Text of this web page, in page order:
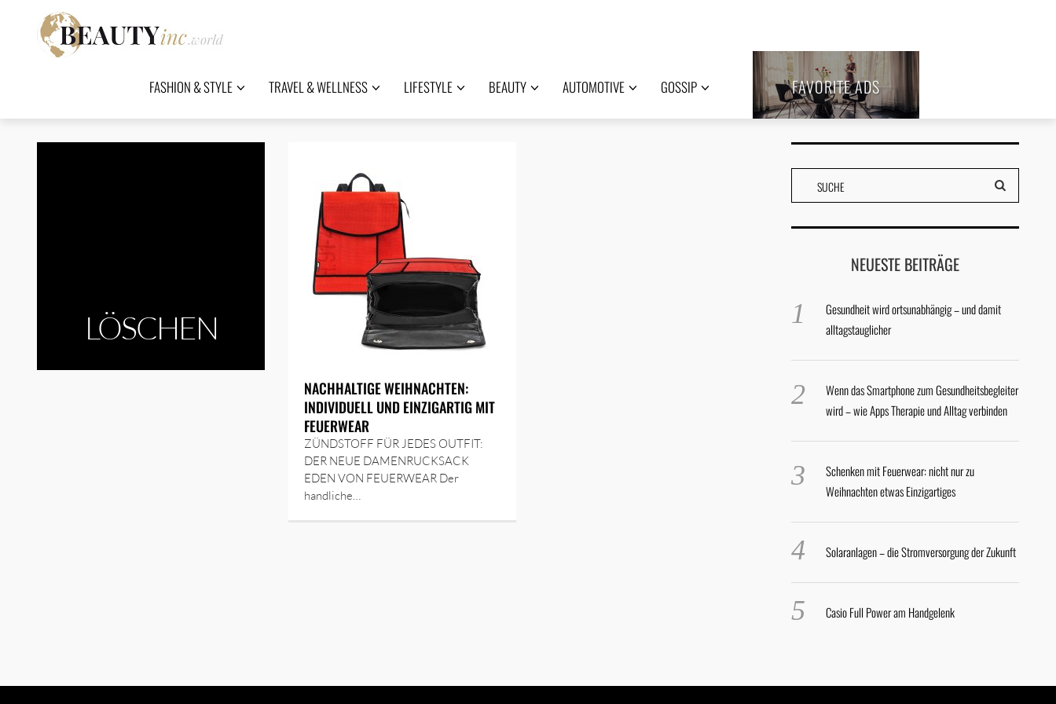
FASHION & STYLE TRAVEL & WELLNESS LIFESTYLE BEAUTY AUTOMOTIVE GOSSIP FAVORITE ADS
LÖSCHEN
NACHHALTIGE WEIHNACHTEN:
INDIVIDUELL UND EINZIGARTIG MIT
FEUERWEAR
ZÜNDSTOFF FÜR JEDES OUTFIT:
DER NEUE DAMENRUCKSACK
EDEN VON FEUERWEAR Der
handliche…
NEUESTE BEITRÄGE
Gesundheit wird ortsunabhängig – und damit
alltagstauglicher
Wenn das Smartphone zum Gesundheitsbegleiter
wird – wie Apps Therapie und Alltag verbinden
Schenken mit Feuerwear: nicht nur zu
Weihnachten etwas Einzigartiges
Solaranlagen – die Stromversorgung der Zukunft
Casio Full Power am Handgelenk